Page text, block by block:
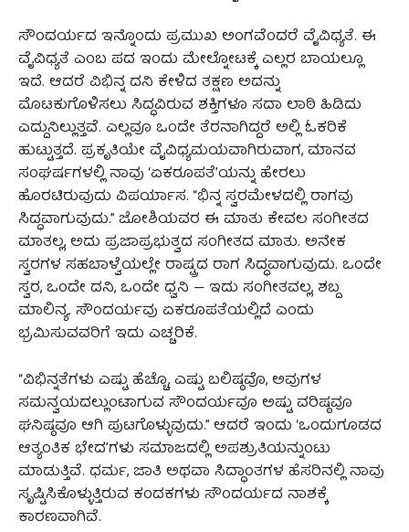
ಸೌಂದರ್ಯದ ಇನ್ನೊಂದು ಪ್ರಮುಖ ಅಂಗವೆಂದರೆ ವೈವಿಧ್ಯತೆ. ಈ
ವೈವಿಧ್ಯತೆ ಎಂಬ ಪದ ಇಂದು ಮೇಲ್ನೋಟಕ್ಕೆ ಎಲ್ಲರ ಬಾಯಲ್ಲೂ
ಇದೆ. ಆದರೆ ವಿಭಿನ್ನ ದನಿ ಕೇಳಿದ ತಕ್ಷಣ ಅದನ್ನು
ಮೊಟಕುಗೊಳಿಸಲು ಸಿದ್ಧವಿರುವ ಶಕ್ತಿಗಳೂ ಸದಾ ಲಾಠಿ ಹಿಡಿದು
ಎದ್ದುನಿಲ್ಲುತ್ತವೆ. ಎಲ್ಲವೂ ಒಂದೇ ತೆರನಾಗಿದ್ದರೆ ಅಲ್ಲಿ ಓಕರಿಕೆ
ಹುಟ್ಟುತ್ತದೆ. ಪ್ರಕೃತಿಯೇ ವೈವಿಧ್ಯಮಯವಾಗಿರುವಾಗ, ಮಾನವ
ಸಂಘರ್ಷಗಳಲ್ಲಿ ನಾವು ‘ಏಕರೂಪತೆ’ಯನ್ನು ಹೇರಲು
ಹೊರಟಿರುವುದು ವಿಪರ್ಯಾಸ. “ಭಿನ್ನ ಸ್ವರಮೇಳದಲ್ಲಿ ರಾಗವು
ಸಿದ್ಧವಾಗುವುದು.” ಜೋಶಿಯವರ ಈ ಮಾತು ಕೇವಲ ಸಂಗೀತದ
ಮಾತಲ್ಲ, ಅದು ಪ್ರಜಾಪ್ರಭುತ್ವದ ಸಂಗೀತದ ಮಾತು. ಅನೇಕ
ಸ್ವರಗಳ ಸಹಬಾಳ್ವೆಯಲ್ಲೇ ರಾಷ್ಟ್ರದ ರಾಗ ಸಿದ್ಧವಾಗುವುದು. ಒಂದೇ
ಸ್ವರ, ಒಂದೇ ದನಿ, ಒಂದೇ ಧ್ವನಿ — ಇದು ಸಂಗೀತವಲ್ಲ, ಶಬ್ದ
ಮಾಲಿನ್ಯ. ಸೌಂದರ್ಯವು ಏಕರೂಪತೆಯಲ್ಲಿದೆ ಎಂದು
ಭ್ರಮಿಸುವವರಿಗೆ ಇದು ಎಚ್ಚರಿಕೆ.
“ವಿಭಿನ್ನತೆಗಳು ಎಷ್ಟು ಹೆಚ್ಚೊ, ಎಷ್ಟು ಬಲಿಷ್ಠವೊ, ಅವುಗಳ
ಸಮನ್ವಯದಲ್ಲುಂಟಾಗುವ ಸೌಂದರ್ಯವೂ ಅಷ್ಟು ವರಿಷ್ಠವೂ
ಘನಿಷ್ಠವೂ ಆಗಿ ಪುಟಗೊಳ್ಳುವುದು.” ಆದರೆ ಇಂದು ‘ಒಂದುಗೂಡದ
ಆತ್ಯಂತಿಕ ಭೇದ’ಗಳು ಸಮಾಜದಲ್ಲಿ ಅಪಶ್ರುತಿಯನ್ನುಂಟು
ಮಾಡುತ್ತಿವೆ. ಧರ್ಮ, ಜಾತಿ ಅಥವಾ ಸಿದ್ಧಾಂತಗಳ ಹೆಸರಿನಲ್ಲಿ ನಾವು
ಸೃಷ್ಟಿಸಿಕೊಳ್ಳುತ್ತಿರುವ ಕಂದಕಗಳು ಸೌಂದರ್ಯದ ನಾಶಕ್ಕೆ
ಕಾರಣವಾಗಿವೆ.